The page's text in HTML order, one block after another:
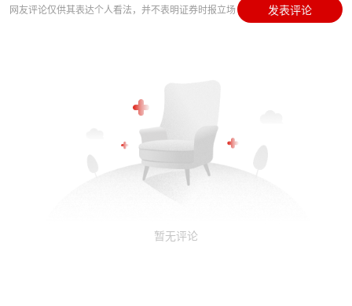
网友评论仅供其表达个人看法，并不表明证券时报立场 发表评论
暂无评论